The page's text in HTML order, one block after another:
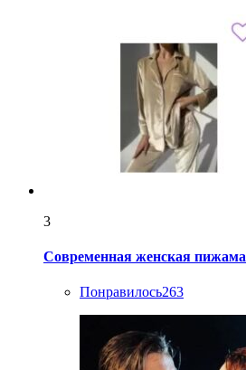
3
Современная женская пижама
Понравилось263